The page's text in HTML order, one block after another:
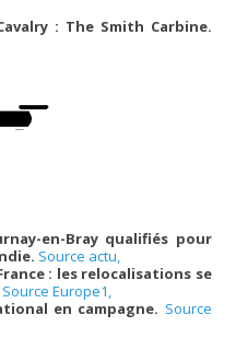
: The Smith Carbine.
en-Bray qualifiés pour
Source actu,
: les relocalisations se
Source Europe1,
en campagne. Source